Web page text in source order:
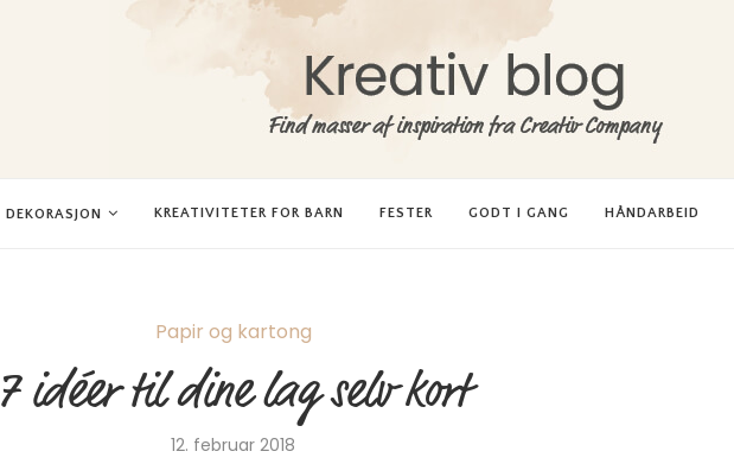
DEKORASJON KREATIVITETER FOR BARN FESTER GODT I GANG HÅNDARBEID
Papir og kartong
7 idéer til dine lag selv kort
12. februar 2018